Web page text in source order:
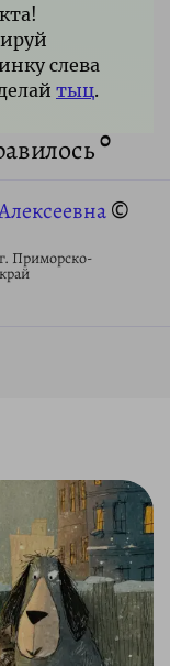
слева
тыц.
0
©
Приморско-